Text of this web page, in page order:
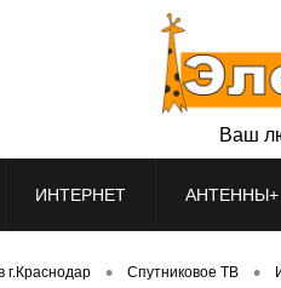
Ваш
ИНТЕРНЕТ АНТЕННЫ+
г.Краснодар • Спутниковое ТВ •